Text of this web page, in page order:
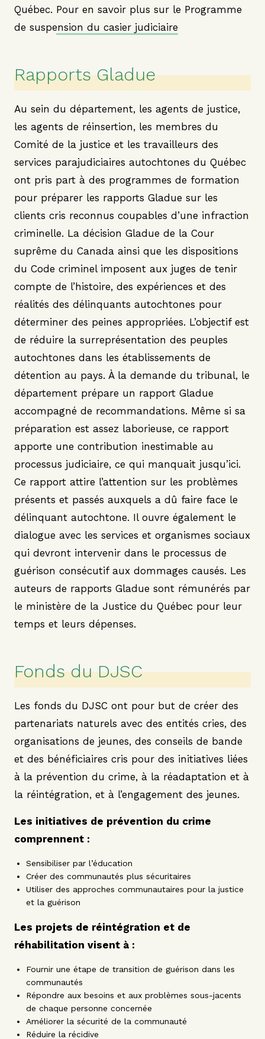
Québec. Pour en savoir plus sur le Programme
de suspension du casier judiciaire
Rapports Gladue
Au sein du département, les agents de justice,
les agents de réinsertion, les membres du
Comité de la justice et les travailleurs des
services parajudiciaires autochtones du Québec
ont pris part à des programmes de formation
pour préparer les rapports Gladue sur les
clients cris reconnus coupables d’une infraction
criminelle. La décision Gladue de la Cour
suprême du Canada ainsi que les dispositions
du Code criminel imposent aux juges de tenir
compte de l’histoire, des expériences et des
réalités des délinquants autochtones pour
déterminer des peines appropriées. L’objectif est
de réduire la surreprésentation des peuples
autochtones dans les établissements de
détention au pays. À la demande du tribunal, le
département prépare un rapport Gladue
accompagné de recommandations. Même si sa
préparation est assez laborieuse, ce rapport
apporte une contribution inestimable au
processus judiciaire, ce qui manquait jusqu’ici.
Ce rapport attire l’attention sur les problèmes
présents et passés auxquels a dû faire face le
délinquant autochtone. Il ouvre également le
dialogue avec les services et organismes sociaux
qui devront intervenir dans le processus de
guérison consécutif aux dommages causés. Les
auteurs de rapports Gladue sont rémunérés par
le ministère de la Justice du Québec pour leur
temps et leurs dépenses.
Fonds du DJSC
Les fonds du DJSC ont pour but de créer des
partenariats naturels avec des entités cries, des
organisations de jeunes, des conseils de bande
et des bénéficiaires cris pour des initiatives liées
à la prévention du crime, à la réadaptation et à
la réintégration, et à l’engagement des jeunes.
Les initiatives de prévention du crime
comprennent :
Sensibiliser par l’éducation
Créer des communautés plus sécuritaires
Utiliser des approches communautaires pour la justice
et la guérison
Les projets de réintégration et de
réhabilitation visent à :
Fournir une étape de transition de guérison dans les
communautés
Répondre aux besoins et aux problèmes sous-jacents
de chaque personne concernée
Améliorer la sécurité de la communauté
Réduire la récidive